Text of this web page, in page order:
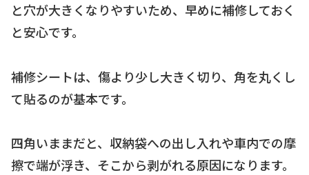
と穴が大きくなりやすいため、早めに補修しておく
と安心です。
補修シートは、傷より少し大きく切り、角を丸くし
て貼るのが基本です。
四角いままだと、収納袋への出し入れや車内での摩
擦で端が浮き、そこから剥がれる原因になります。